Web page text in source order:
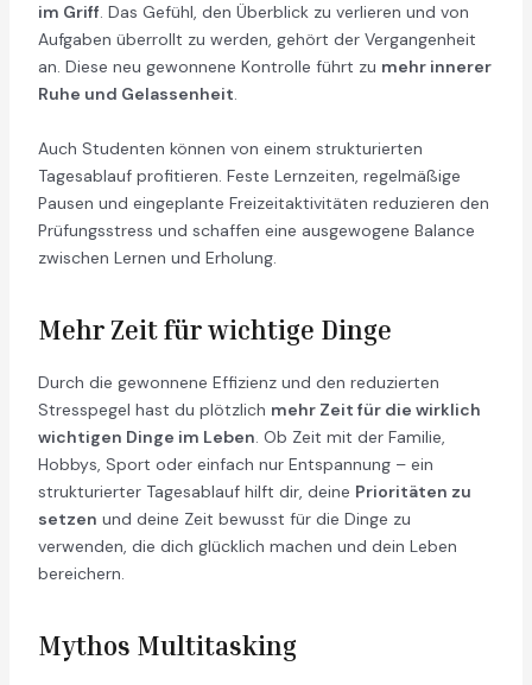
im Griff. Das Gefühl, den Überblick zu verlieren und von
Aufgaben überrollt zu werden, gehört der Vergangenheit
an. Diese neu gewonnene Kontrolle führt zu mehr innerer
Ruhe und Gelassenheit.
Auch Studenten können von einem strukturierten
Tagesablauf profitieren. Feste Lernzeiten, regelmäßige
Pausen und eingeplante Freizeitaktivitäten reduzieren den
Prüfungsstress und schaffen eine ausgewogene Balance
zwischen Lernen und Erholung.
Mehr Zeit für wichtige Dinge
Durch die gewonnene Effizienz und den reduzierten
Stresspegel hast du plötzlich mehr Zeit für die wirklich
wichtigen Dinge im Leben. Ob Zeit mit der Familie,
Hobbys, Sport oder einfach nur Entspannung – ein
strukturierter Tagesablauf hilft dir, deine Prioritäten zu
setzen und deine Zeit bewusst für die Dinge zu
verwenden, die dich glücklich machen und dein Leben
bereichern.
Mythos Multitasking